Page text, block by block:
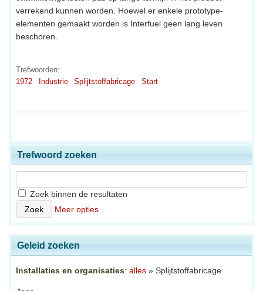
verrekend kunnen worden. Hoewel er enkele prototype-
elementen gemaakt worden is Interfuel geen lang leven
beschoren.
Trefwoorden:
1972
Industrie Splijtstoffabricage Start
Trefwoord zoeken
Zoek binnen de resultaten
Meer opties
Geleid zoeken
Installaties en organisaties: alles » Splijtstoffabricage